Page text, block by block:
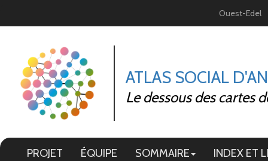
Ouest-Edel
ATLAS SOCIAL
Le dessous des cartes
PROJET ÉQUIPE SOMMAIRE INDEX ET